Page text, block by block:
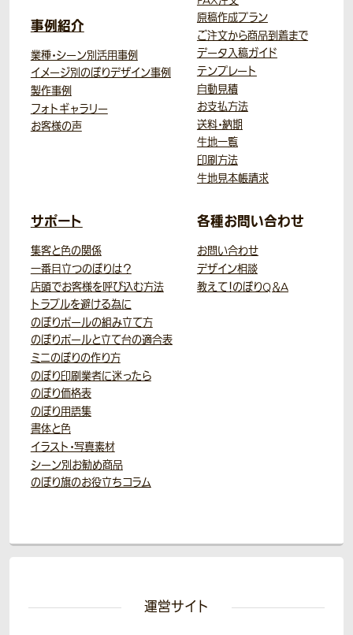
事例紹介
業種・シーン別活用事例
イメージ別のぼりデザイン事例
製作事例
フォトギャラリー
お客様の声
原稿作成プラン
ご注文から商品到着まで
データ入稿ガイド
テンプレート
自動見積
お支払方法
送料・納期
生地一覧
印刷方法
生地見本帳請求
サポート
集客と色の関係
一番目立つのぼりは？
店頭でお客様を呼び込む方法
トラブルを避ける為に
のぼりポールの組み立て方
のぼりポールと立て台の適合表
ミニのぼりの作り方
のぼり印刷業者に迷ったら
のぼり価格表
のぼり用語集
書体と色
イラスト・写真素材
シーン別お勧め商品
のぼり旗のお役立ちコラム
各種お問い合わせ
お問い合わせ
デザイン相談
教えて！のぼりQ＆A
運営サイト